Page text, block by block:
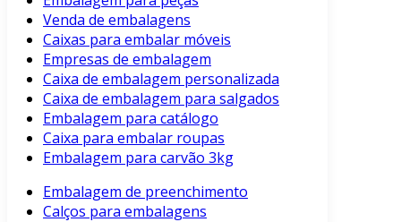
Venda de embalagens
Caixas para embalar móveis
Empresas de embalagem
Caixa de embalagem personalizada
Caixa de embalagem para salgados
Embalagem para catálogo
Caixa para embalar roupas
Embalagem para carvão 3kg
Embalagem de preenchimento
Calços para embalagens